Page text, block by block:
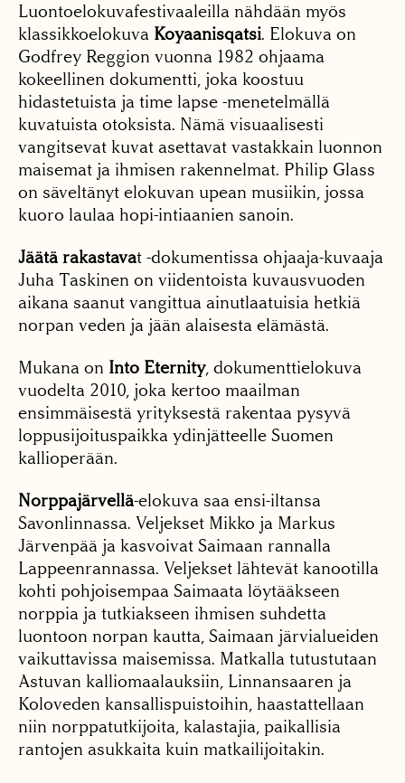
Luontoelokuvafestivaaleilla nähdään myös
klassikkoelokuva Koyaanisqatsi. Elokuva on
Godfrey Reggion vuonna 1982 ohjaama
kokeellinen dokumentti, joka koostuu
hidastetuista ja time lapse -menetelmällä
kuvatuista otoksista. Nämä visuaalisesti
vangitsevat kuvat asettavat vastakkain luonnon
maisemat ja ihmisen rakennelmat. Philip Glass
on säveltänyt elokuvan upean musiikin, jossa
kuoro laulaa hopi-intiaanien sanoin.
Jäätä rakastavat -dokumentissa ohjaaja-kuvaaja
Juha Taskinen on viidentoista kuvausvuoden
aikana saanut vangittua ainutlaatuisia hetkiä
norpan veden ja jään alaisesta elämästä.
Mukana on Into Eternity, dokumenttielokuva
vuodelta 2010, joka kertoo maailman
ensimmäisestä yrityksestä rakentaa pysyvä
loppusijoituspaikka ydinjätteelle Suomen
kallioperään.
Norppajärvellä-elokuva saa ensi-iltansa
Savonlinnassa. Veljekset Mikko ja Markus
Järvenpää ja kasvoivat Saimaan rannalla
Lappeenrannassa. Veljekset lähtevät kanootilla
kohti pohjoisempaa Saimaata löytääkseen
norppia ja tutkiakseen ihmisen suhdetta
luontoon norpan kautta, Saimaan järvialueiden
vaikuttavissa maisemissa. Matkalla tutustutaan
Astuvan kalliomaalauksiin, Linnansaaren ja
Koloveden kansallispuistoihin, haastattellaan
niin norppatutkijoita, kalastajia, paikallisia
rantojen asukkaita kuin matkailijoitakin.